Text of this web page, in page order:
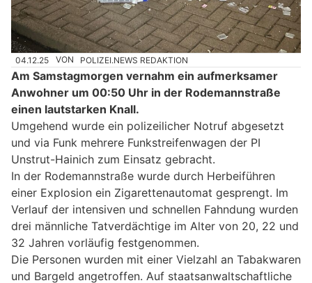
04.12.25 VON POLIZEI.NEWS REDAKTION
Am Samstagmorgen vernahm ein aufmerksamer
Anwohner um 00:50 Uhr in der Rodemannstraße
einen lautstarken Knall.
Umgehend wurde ein polizeilicher Notruf abgesetzt
und via Funk mehrere Funkstreifenwagen der PI
Unstrut-Hainich zum Einsatz gebracht.
In der Rodemannstraße wurde durch Herbeiführen
einer Explosion ein Zigarettenautomat gesprengt. Im
Verlauf der intensiven und schnellen Fahndung wurden
drei männliche Tatverdächtige im Alter von 20, 22 und
32 Jahren vorläufig festgenommen.
Die Personen wurden mit einer Vielzahl an Tabakwaren
und Bargeld angetroffen. Auf staatsanwaltschaftliche